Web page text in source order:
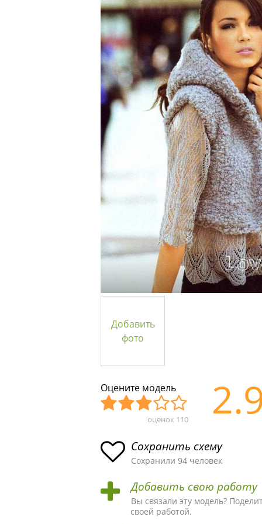
Добавить
фото
Оцените модель
асн
ая
ма
пло
хая
ма
Об
ыч
ная
ма
Хор
ая
ма
Отл
ая
ма!
оценок 110
Сохранить схему
Сохранили 94 человек
Добавить свою работу
Вы связали эту модель?
своей работой.